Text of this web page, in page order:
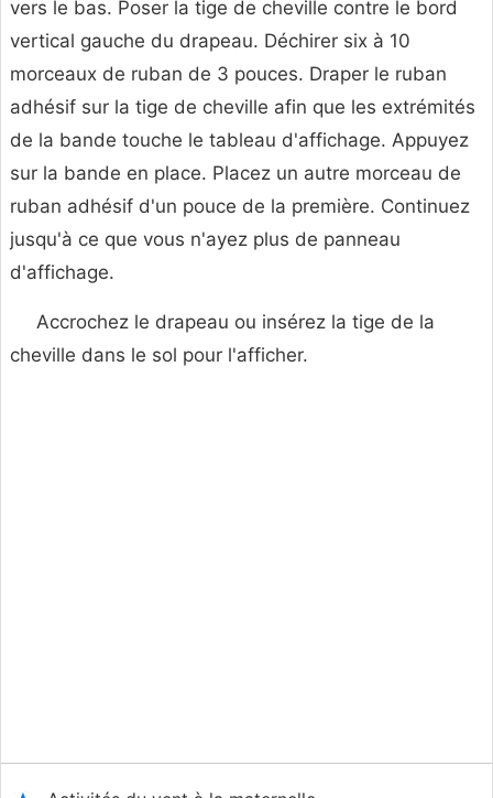
vers le bas. Poser la tige de cheville contre le bord
vertical gauche du drapeau. Déchirer six à 10
morceaux de ruban de 3 pouces. Draper le ruban
adhésif sur la tige de cheville afin que les extrémités
de la bande touche le tableau d'affichage. Appuyez
sur la bande en place. Placez un autre morceau de
ruban adhésif d'un pouce de la première. Continuez
jusqu'à ce que vous n'ayez plus de panneau
d'affichage.
Accrochez le drapeau ou insérez la tige de la
cheville dans le sol pour l'afficher.